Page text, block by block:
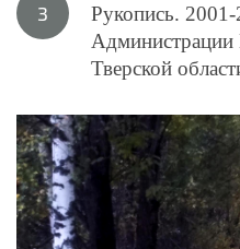
Рукопись.
Администрации
Тверской